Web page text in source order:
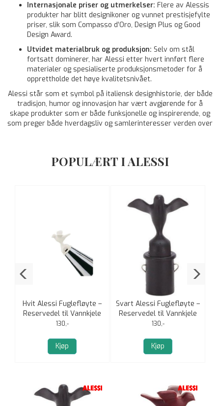
Internasjonale priser og utmerkelser: Flere av Alessis
produkter har blitt designikoner og vunnet prestisjefylte
priser, slik som Compasso d’Oro, Design Plus og Good
Design Award.
Utvidet materialbruk og produksjon: Selv om stål
fortsatt dominerer, har Alessi etter hvert innført flere
materialer og spesialiserte produksjonsmetoder for å
opprettholde det høye kvalitetsnivået.
Alessi står som et symbol på italiensk designhistorie, der både
tradisjon, humor og innovasjon har vært avgjørende for å
skape produkter som er både funksjonelle og inspirerende, og
som preger både hverdagsliv og samlerinteresser verden over
POPULÆRT I ALESSI
Hvit Alessi Fuglefløyte –
Reservedel til Vannkjele
130,-
Kjøp
Svart Alessi Fuglefløyte –
Reservedel til Vannkjele
130,-
Kjøp